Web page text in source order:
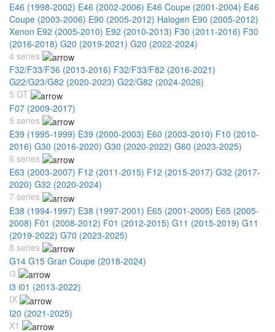
E46 (1998-2002) E46 (2002-2006) E46 Coupe (2001-2004) E46
Coupe (2003-2006) E90 (2005-2012) Halogen E90 (2005-2012)
Xenon E92 (2005-2010) E92 (2010-2013) F30 (2011-2016) F30
(2016-2018) G20 (2019-2021) G20 (2022-2024)
4 series
F32/F33/F36 (2013-2016) F32/F33/F82 (2016-2021)
G22/G23/G82 (2020-2023) G22/G82 (2024-2026)
5 GT
F07 (2009-2017)
5 series
E39 (1995-1999) E39 (2000-2003) E60 (2003-2010) F10 (2010-
2016) G30 (2016-2020) G30 (2020-2022) G60 (2023-2025)
6 series
E63 (2003-2007) F12 (2011-2015) F12 (2015-2017) G32 (2017-
2020) G32 (2020-2024)
7 series
E38 (1994-1997) E38 (1997-2001) E65 (2001-2005) E65 (2005-
2008) F01 (2008-2012) F01 (2012-2015) G11 (2015-2019) G11
(2019-2022) G70 (2023-2025)
8 series
G14 G15 Gran Coupe (2018-2024)
i3
i3 i01 (2013-2022)
IX
I20 (2021-2025)
X1